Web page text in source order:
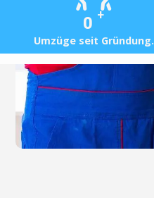
0 +
Umzüge seit Gründung.